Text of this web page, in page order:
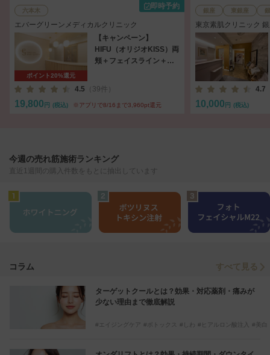
六本木
即時予約
エバーグリーンメディカルクリニック
ポイント20%還元
【キャンペーン】
HIFU（オリジオKISS）両
頬＋フェイスライン＋あ
4.5 （39件）
19,800 円 (税込) ※アプリで8/16まで3,960pt還元
銀座 東銀座
東京素肌クリニック
4.7
10,000 円 (税込)
今週の売れ筋施術ランキング
直近1週間の購入件数をもとに抽出しています
コラム すべて見る
ターゲットクールとは？効果・対応薬剤・痛みが
少ない理由まで徹底解説
エイジングケア ボトックス しわ ヒアルロン酸注入